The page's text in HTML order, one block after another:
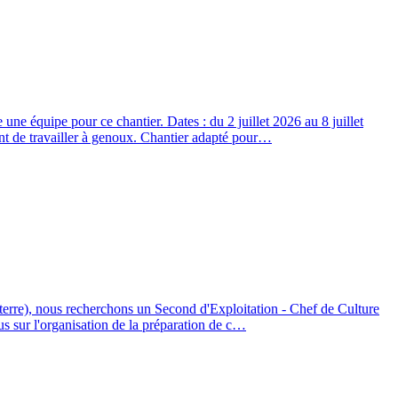
équipe pour ce chantier. Dates : du 2 juillet 2026 au 8 juillet
de travailler à genoux. Chantier adapté pour…
nous recherchons un Second d'Exploitation - Chef de Culture
sur l'organisation de la préparation de c…